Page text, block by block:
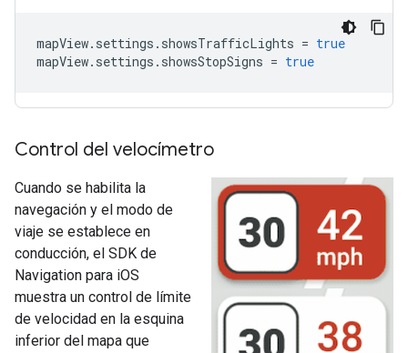
mapView. settings . showsTrafficLights = true
mapView. settings . showsStopSigns = true
Control del velocímetro
Cuando se habilita la
navegación y el modo de
viaje se establece en
conducción, el SDK de
Navigation para iOS
muestra un control de límite
de velocidad en la esquina
inferior del mapa que